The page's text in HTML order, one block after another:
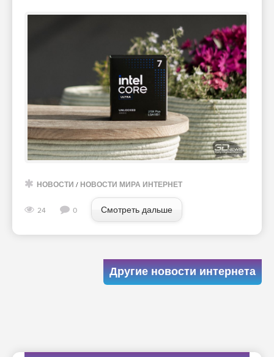
НОВОСТИ / НОВОСТИ МИРА ИНТЕРНЕТ
24 0 Смотреть дальше
Другие новости интернета